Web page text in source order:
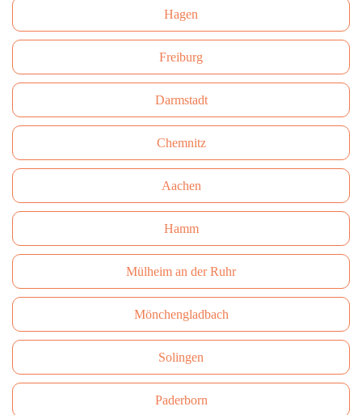
Hagen
Freiburg
Darmstadt
Сhemnitz
Aachen
Hamm
Mülheim an der Ruhr
Mönchengladbach
Solingen
Paderborn